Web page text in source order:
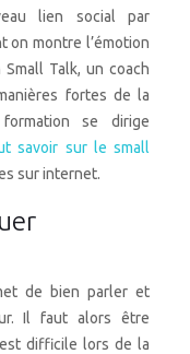
lien social par
on montre l’émotion
Talk, un coach
fortes de la
se dirige
savoir sur le small
sur internet.
de bien parler et
Il faut alors être
difficile lors de la